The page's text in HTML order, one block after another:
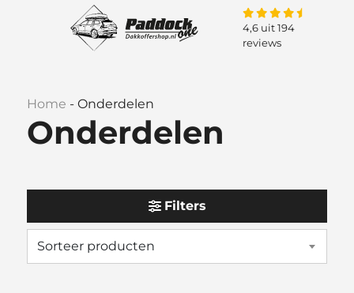
4,6 uit 194
reviews
Home -Onderdelen
Onderdelen
Filters